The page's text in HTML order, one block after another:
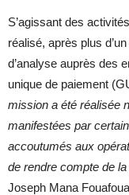
S’agissant des
réalisé, après plus
d’analyse auprès des
unique de paiement
mission a été réalisée
manifestées par
accoutumés aux
de rendre compte de
Joseph Mana